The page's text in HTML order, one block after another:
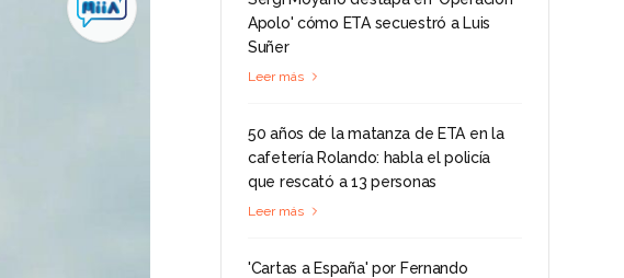
Apolo' cómo ETA secuestró a Luis
Suñer
Leer más
50 años de la matanza de ETA en la
cafetería Rolando: habla el policía
que rescató a 13 personas
Leer más
'Cartas a España' por Fernando